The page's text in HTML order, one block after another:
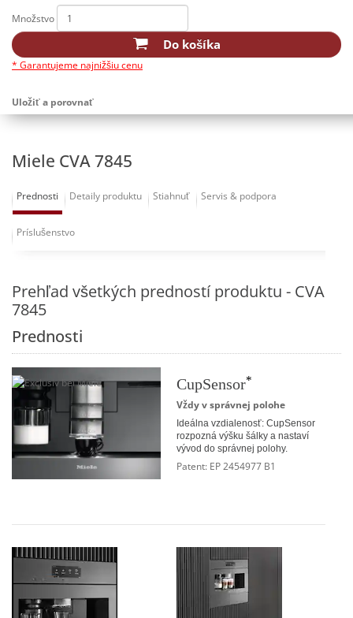
Množstvo
Do košíka
* Garantujeme najnižšiu cenu
Uložiť a porovnať
Miele CVA 7845
Prednosti Detaily produktu Stiahnuť Servis & podpora
Príslušenstvo
Prehľad všetkých predností produktu - CVA
7845
Prednosti
CupSensor*
Vždy v správnej polohe
Ideálna vzdialenosť: CupSensor
rozpozná výšku šálky a nastaví
vývod do správnej polohy.
Patent: EP 2454977 B1